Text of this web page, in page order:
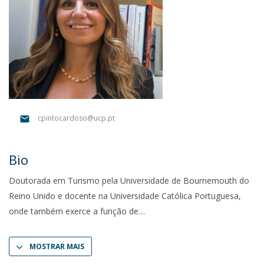
cpintocardoso@ucp.pt
Bio
Doutorada em Turismo pela Universidade de Bournemouth do
Reino Unido e docente na Universidade Católica Portuguesa,
onde também exerce a função de
MOSTRAR MAIS